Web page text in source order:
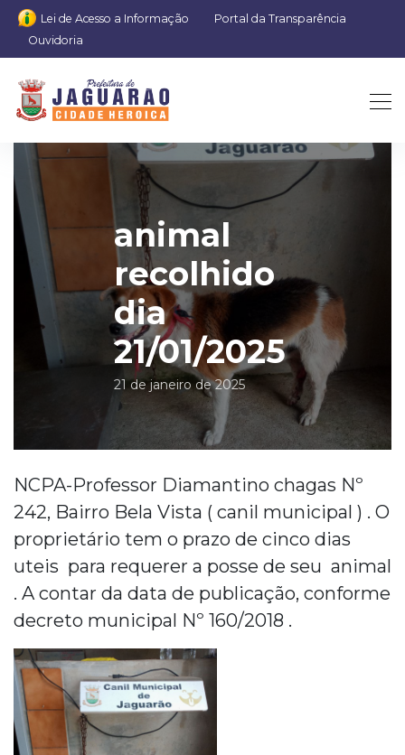
Lei de Acesso a Informação
Portal da Transparência
Ouvidoria
animal
recolhido
dia
21/01/2025
21 de janeiro de 2025
NCPA-Professor Diamantino chagas Nº
242, Bairro Bela Vista ( canil municipal ) . O
proprietário tem o prazo de cinco dias
uteis para requerer a posse de seu animal
. A contar da data de publicação, conforme
decreto municipal Nº 160/2018 .